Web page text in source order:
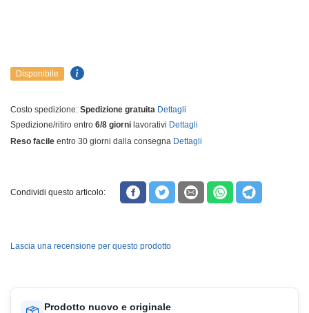
Disponibile
Costo spedizione: Spedizione gratuita Dettagli
Spedizione/ritiro entro 6/8 giorni lavorativi Dettagli
Reso facile entro 30 giorni dalla consegna Dettagli
Condividi questo articolo:
Lascia una recensione per questo prodotto
Prodotto nuovo e originale